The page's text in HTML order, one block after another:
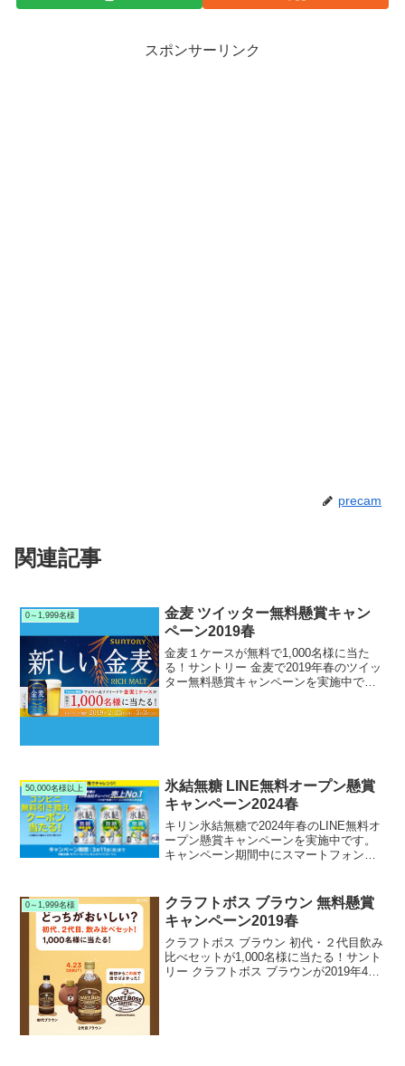
スポンサーリンク
precam
関連記事
0～1,999名様
金麦 ツイッター無料懸賞キャン
ペーン2019春
金麦１ケースが無料で1,000名様に当た
る！サントリー 金麦で2019年春のツイッ
ター無料懸賞キャンペーンを実施中で
50,000名様以上
氷結無糖 LINE無料オープン懸賞
キャンペーン2024春
キリン氷結無糖で2024年春のLINE無料オ
ープン懸賞キャンペーンを実施中です。
キャンペーン期間中にスマートフォンで
ビニ無料引換クーポンが当たります。
0～1,999名様
クラフトボス ブラウン 無料懸賞
キャンペーン2019春
クラフトボス ブラウン 初代・２代目飲み
比べセットが1,000名様に当たる！サント
リー クラフトボス ブラウンが2019年4月